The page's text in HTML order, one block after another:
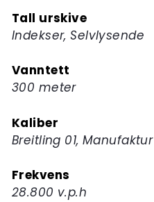
Tall urskive
Indekser, Selvlysende
Vanntett
300 meter
Kaliber
Breitling 01, Manufaktur
Frekvens
28.800 v.p.h